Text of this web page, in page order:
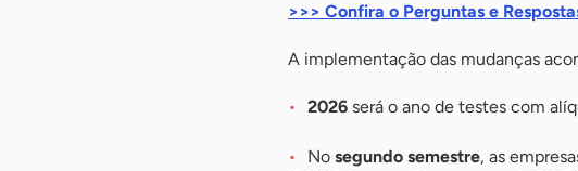
>>> Confira o Perguntas e
A implementação das mudanças
2026 será o ano de testes com
No segundo semestre, as